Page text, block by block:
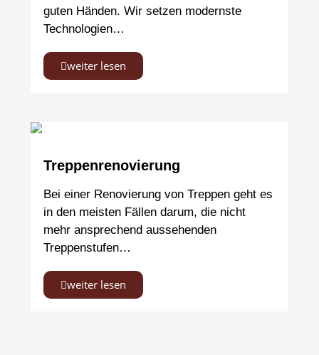
guten Händen. Wir setzen modernste
Technologien…
weiter lesen
Treppenrenovierung
Bei einer Renovierung von Treppen geht es
in den meisten Fällen darum, die nicht
mehr ansprechend aussehenden
Treppenstufen…
weiter lesen